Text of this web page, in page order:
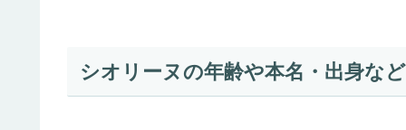
シオリーヌの年齢や本名・出身な